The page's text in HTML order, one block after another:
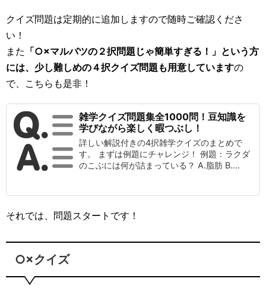
クイズ問題は定期的に追加しますので随時ご確認くださ
い！
また 「○×マルバツの２択問題じゃ簡単すぎる！」という方
には、少し難しめの４択クイズ問題も用意していますの
で、こちらも是非！
雑学クイズ問題集全1000問！豆知識を
学びながら楽しく暇つぶし！
詳しい解説付きの4択雑学クイズのまとめで
す。 まずは例題にチャレンジ！ 例題：ラクダ
のこぶには何が詰まっている？ A.脂肪 B....
それでは、問題スタートです！
○×クイズ